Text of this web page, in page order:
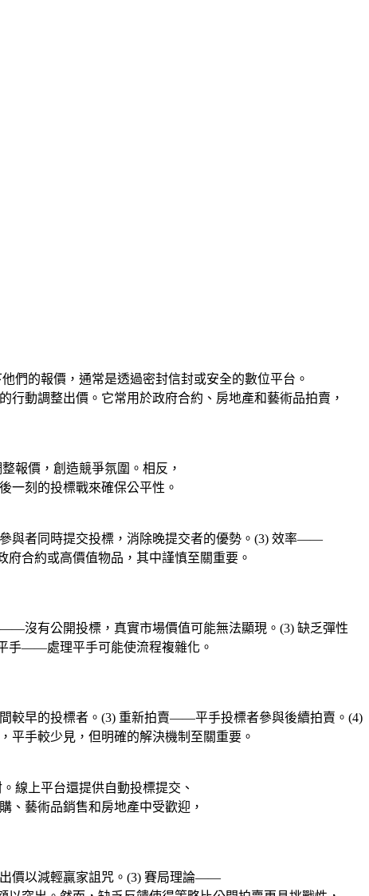
們的報價，通常是透過密封信封或安全的數位平台。
動調整出價。它常用於政府合約、房地產和藝術品拍賣，
報價，創造競爭氛圍。相反，
一刻的投標戰來確保公平性。
與者同時提交投標，消除晚提交者的優勢。(3) 效率——
合約或高價值物品，其中謹慎至關重要。
沒有公開投標，真實市場價值可能無法顯現。(3) 缺乏彈性
手——處理平手可能使流程複雜化。
較早的投標者。(3) 重新拍賣——平手投標者參與後續拍賣。(4)
手較少見，但明確的解決機制至關重要。
線上平台還提供自動投標提交、
、藝術品銷售和房地產中受歡迎，
價以減輕贏家詛咒。(3) 賽局理論——